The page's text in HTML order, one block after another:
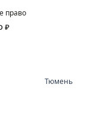
право
₽
Тюмень